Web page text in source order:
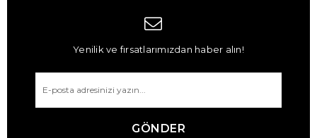
Yenilik ve fırsatlarımızdan haber alın!
GÖNDER